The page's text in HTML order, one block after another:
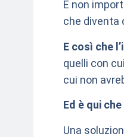
E non
che diventa
E così che
quelli con
cui non
Ed è qui
Una